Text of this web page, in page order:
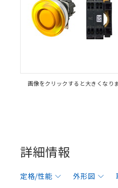
画像をクリックすると大きくなり
詳細情報
定格/性能 外形図